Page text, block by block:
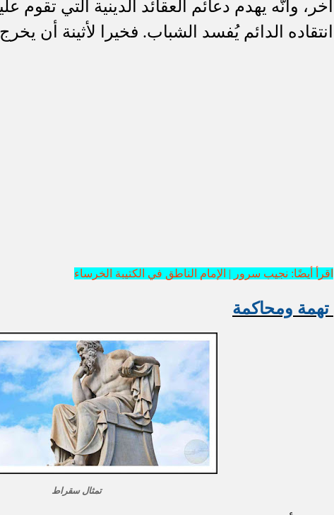
آخر، وأنَّه يهدم دعائم العقائد الدينية التي تقوم
انتقاده الدائم يُفسد الشباب. فخيرا لأثينة أن
اقرأ أيضًا: نجيب سرور | الإمام الناطق في الكتيبة الخرساء
تهمة ومحاكمة
تمثال سقراط